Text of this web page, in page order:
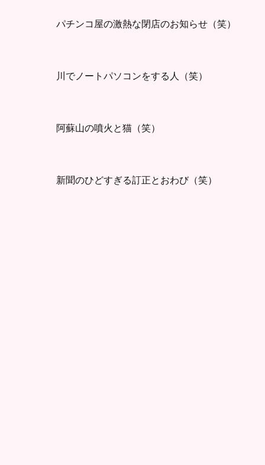
パチンコ屋の激熱な閉店のお知らせ（笑）
川でノートパソコンをする人（笑）
阿蘇山の噴火と猫（笑）
新聞のひどすぎる訂正とおわび（笑）